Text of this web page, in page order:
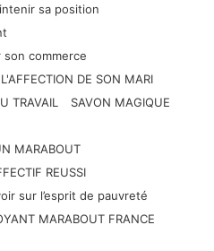
sa position
commerce
DE SON MARI
TRAVAIL
SAVON MAGIQUE
MARABOUT
REUSSI
sur l’esprit de pauvreté
MARABOUT FRANCE